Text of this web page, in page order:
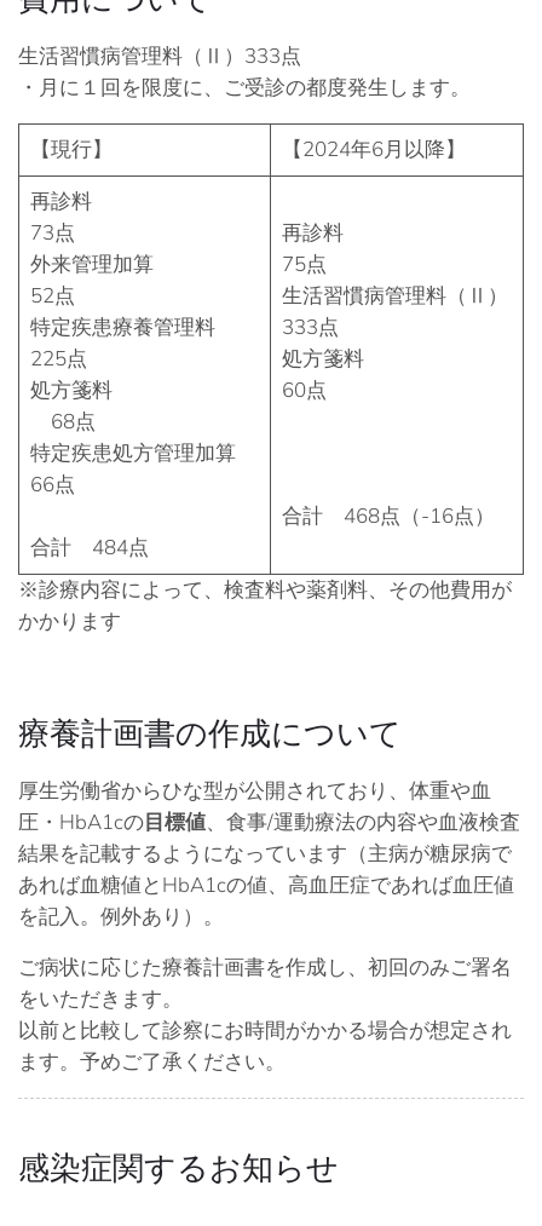
生活習慣病管理料（Ⅱ）333点
・月に１回を限度に、ご受診の都度発生します。
【現行】
【2024年6月以降】
再診料
73点
外来管理加算
52点
特定疾患療養管理料
225点
処方箋料
68点
特定疾患処方管理加算
66点
合計 484点
再診料
75点
生活習慣病管理料（Ⅱ）
333点
処方箋料
60点
合計 468点（-16点）
※診療内容によって、検査料や薬剤料、その他費用が
かかります
療養計画書の作成について
厚生労働省からひな型が公開されており、 体重や血
圧・HbA1cの目標値、食事/運動療法の内容や血液検査
結果を記載するようになっています（主病が糖尿病で
あれば血糖値とHbA1cの値、高血圧症であれば血圧値
を記入。例外あり）。
ご病状に応じた療養計画書を作成し、初回のみご署名
をいただきます。
以前と比較して診察にお時間がかかる場合が想定され
ます。予めご了承ください。
感染症関するお知らせ